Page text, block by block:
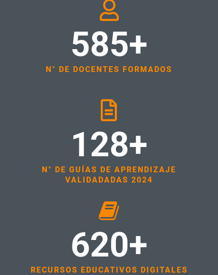
585+
N° DE DOCENTES FORMADOS
128+
N° DE GUÍAS DE APRENDIZAJE
VALIDADADAS 2024
620+
RECURSOS EDUCATIVOS DIGITALES